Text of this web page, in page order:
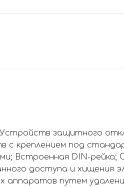
защитного
с креплением под
Встроенная DIN-рейка;
доступа и хищения
аппаратов путем